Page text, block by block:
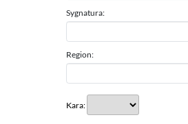
Sygnatura:
Region:
Kara: